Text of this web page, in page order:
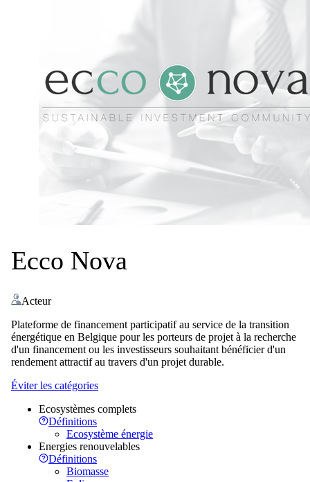
Ecco Nova
Acteur
Plateforme de financement participatif au service de la transition
énergétique en Belgique pour les porteurs de projet à la recherche
d'un financement ou les investisseurs souhaitant bénéficier d'un
rendement attractif au travers d'un projet durable.
Éviter les catégories
Ecosystèmes complets
Définitions
Ecosystème énergie
Energies renouvelables
Définitions
Biomasse